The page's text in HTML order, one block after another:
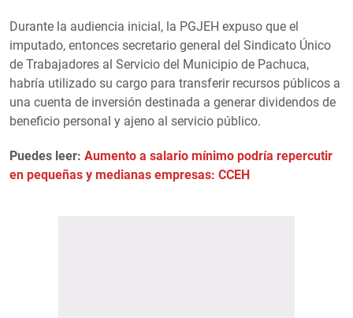
Durante la audiencia inicial, la PGJEH expuso que el
imputado, entonces secretario general del Sindicato Único
de Trabajadores al Servicio del Municipio de Pachuca,
habría utilizado su cargo para transferir recursos públicos a
una cuenta de inversión destinada a generar dividendos de
beneficio personal y ajeno al servicio público.
Puedes leer: Aumento a salario mínimo podría repercutir
en pequeñas y medianas empresas: CCEH